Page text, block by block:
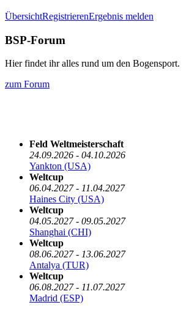
ÜbersichtRegistrierenErgebnis melden
BSP-Forum
Hier findet ihr alles rund um den Bogensport.
zum Forum
Feld Weltmeisterschaft
24.09.2026 - 04.10.2026
Yankton (USA)
Weltcup
06.04.2027 - 11.04.2027
Haines City (USA)
Weltcup
04.05.2027 - 09.05.2027
Shanghai (CHI)
Weltcup
08.06.2027 - 13.06.2027
Antalya (TUR)
Weltcup
06.08.2027 - 11.07.2027
Madrid (ESP)